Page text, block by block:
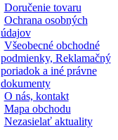
Doručenie tovaru
Ochrana osobných
údajov
Všeobecné obchodné
podmienky, Reklamačný
poriadok a iné právne
dokumenty
O nás, kontakt
Mapa obchodu
Nezasielať aktuality